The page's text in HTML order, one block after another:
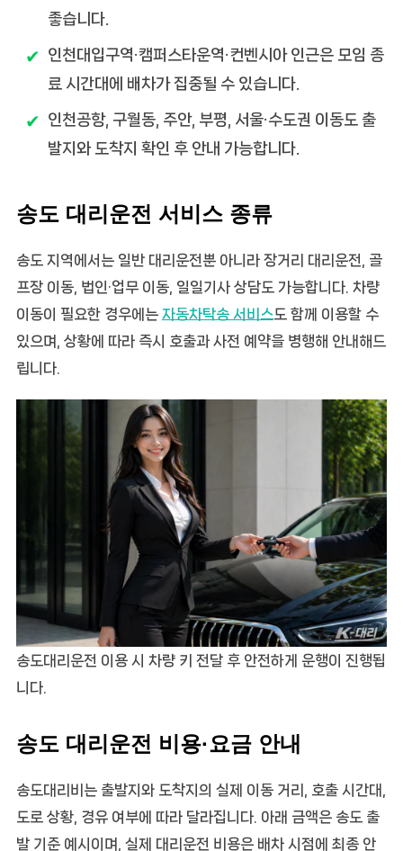
좋습니다.
인천대입구역·캠퍼스타운역·컨벤시아 인근은 모임 종
료 시간대에 배차가 집중될 수 있습니다.
인천공항, 구월동, 주안, 부평, 서울·수도권 이동도 출
발지와 도착지 확인 후 안내 가능합니다.
송도 대리운전 서비스 종류
송도 지역에서는 일반 대리운전뿐 아니라 장거리 대리운전, 골
프장 이동, 법인·업무 이동, 일일기사 상담도 가능합니다. 차량
이동이 필요한 경우에는 자동차탁송 서비스도 함께 이용할 수
있으며, 상황에 따라 즉시 호출과 사전 예약을 병행해 안내해드
립니다.
송도대리운전 이용 시 차량 키 전달 후 안전하게 운행이 진행됩
니다.
송도 대리운전 비용·요금 안내
송도대리비는 출발지와 도착지의 실제 이동 거리, 호출 시간대,
도로 상황, 경유 여부에 따라 달라집니다. 아래 금액은 송도 출
발 기준 예시이며, 실제 대리운전 비용은 배차 시점에 최종 안